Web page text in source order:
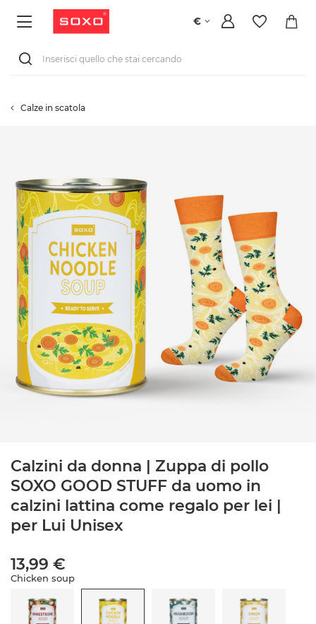
€
Calze in scatola
Calzini da donna | Zuppa di pollo
SOXO GOOD STUFF da uomo in
calzini lattina come regalo per lei |
per Lui Unisex
13,99 €
Chicken soup